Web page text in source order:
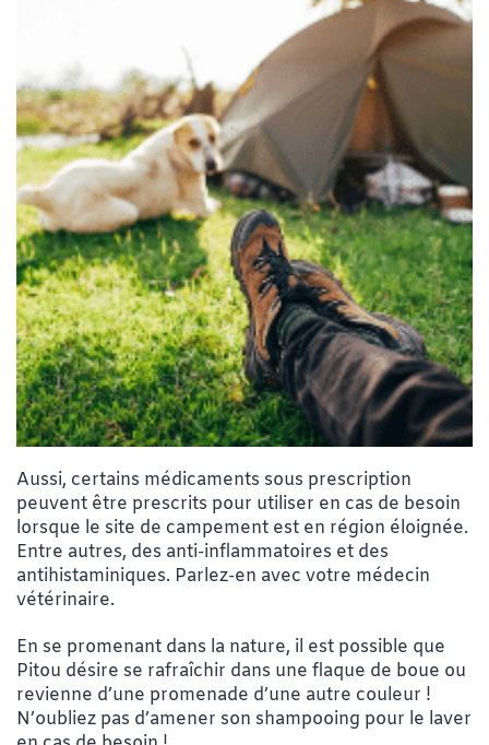
Aussi, certains médicaments sous prescription
peuvent être prescrits pour utiliser en cas de besoin
lorsque le site de campement est en région éloignée.
Entre autres, des anti-inflammatoires et des
antihistaminiques. Parlez-en avec votre médecin
vétérinaire.
En se promenant dans la nature, il est possible que
Pitou désire se rafraîchir dans une flaque de boue ou
revienne d’une promenade d’une autre couleur !
N’oubliez pas d’amener son shampooing pour le laver